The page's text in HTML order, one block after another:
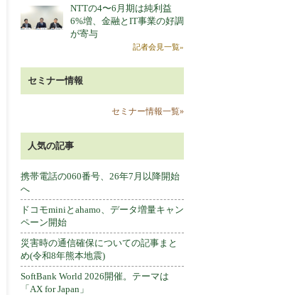
NTTの4〜6月期は純利益
6%増、金融とIT事業の好調
が寄与
記者会見一覧»
セミナー情報
セミナー情報一覧»
人気の記事
携帯電話の060番号、26年7月以降開始
へ
ドコモminiとahamo、データ増量キャン
ペーン開始
災害時の通信確保についての記事まと
め(令和8年熊本地震)
SoftBank World 2026開催。テーマは
「AX for Japan」